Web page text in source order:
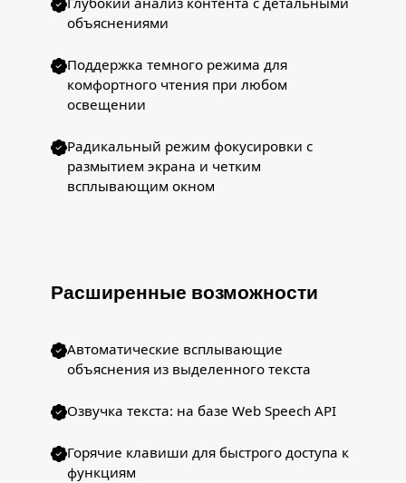
объяснениями
Поддержка темного режима для
комфортного чтения при любом
освещении
Радикальный режим фокусировки с
размытием экрана и четким
всплывающим окном
Расширенные возможности
Автоматические всплывающие
объяснения из выделенного текста
Озвучка текста: на базе Web Speech API
Горячие клавиши для быстрого доступа к
функциям